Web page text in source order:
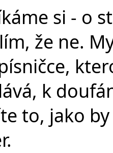
si - o
že ne.
k
to, jako